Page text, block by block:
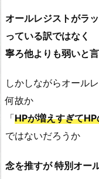
オールレジストがラ
っている訳ではなく
寧ろ他よりも弱いと
しかしながらオール
何故か
「HPが増えすぎて
ではないだろうか
念を推すが 特別オー